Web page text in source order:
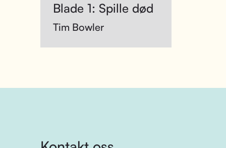
Blade 1: Spille død
Tim Bowler